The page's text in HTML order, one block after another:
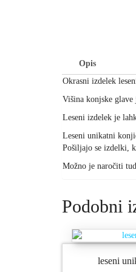
Opis
Okrasni izdelek
Višina konjske glave
Leseni izdelek je
Leseni unikatni
Pošiljajo se izdelki,
Možno je naročiti
Podobni
leseni